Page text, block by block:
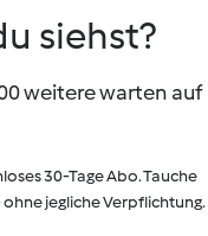
siehst?
weitere warten auf
30-Tage Abo. Tauche
jegliche Verpflichtung.